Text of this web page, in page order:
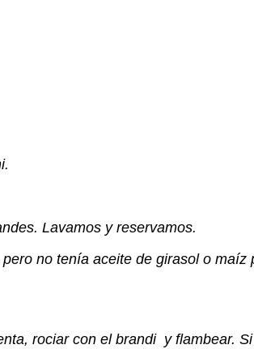
Lavamos y reservamos.
no tenía aceite de girasol o
rociar con el brandi y flambear.